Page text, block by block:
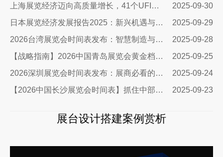
上海展览经济迈向高质量增长，41个UFI认证展会领跑全球
2025-09-30
日本展览经济发展报告2025：新兴机遇与布展创新指南
2025-09-29
2026台湾展览会时间表发布：智慧制造与自动化引领商机
2025-09-28
【战略指南】2026中国青岛展览会黄金档期曝光：展台设计搭建商必争的5大旺季
2025-09-25
2026深圳展览会时间表发布：展商必看的流量密码与搭建指南
2025-09-24
【2026中国长沙展览会时间表】抓住中部崛起新机遇
2025-09-23
展台设计搭建案例赏析